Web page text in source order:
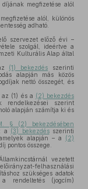
megfizetése alól
alól, különös
adható.
szervezet előző évi –
szolgál, ideértve a
Kulturális Alap által
(1) bekezdés szerinti
alapján más közös
nettó összegét, és
(1) és a (2) bekezdés
rendelkezései szerint
alapján számítja ki és
§ (2) bekezdésében
a (3) bekezdésszerinti
alapján – a (2)
pontos összege.
vezetett
felhasználási
szükséges adatok
rendeltetés (jogcím)